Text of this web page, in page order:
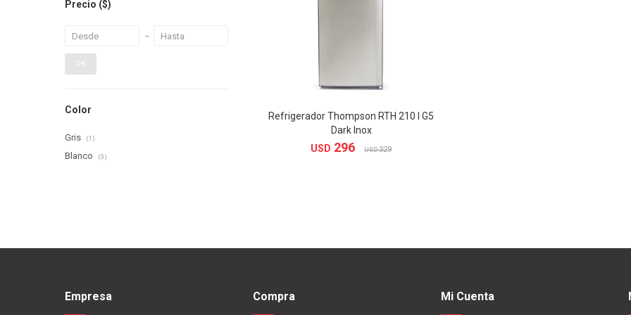
Refrigerador Thompson RTH 210 I G5
Dark Inox
USD 296 USD 329
Precio ($)
OK
Color
Gris (1)
Blanco (3)
Empresa Compra Mi Cuenta